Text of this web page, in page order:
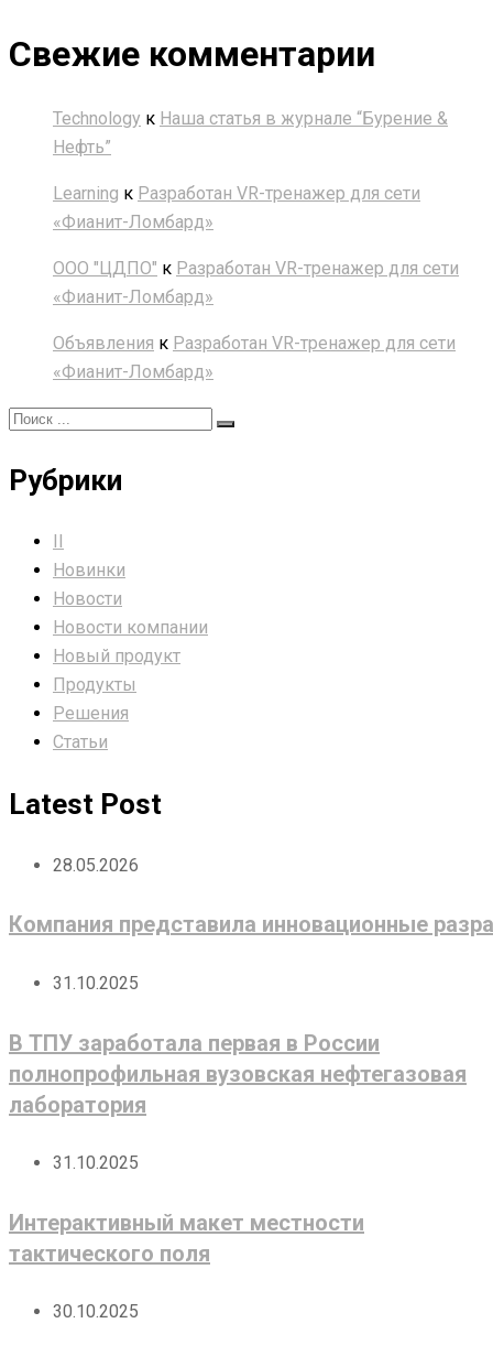
Свежие комментарии
Technology к Наша статья в журнале “Бурение &
Нефть”
Learning к Разработан VR-тренажер для сети
«Фианит-Ломбард»
ООО "ЦДПО" к Разработан VR-тренажер для сети
«Фианит-Ломбард»
Объявления к Разработан VR-тренажер для сети
«Фианит-Ломбард»
Рубрики
II
Новинки
Новости
Новости компании
Новый продукт
Продукты
Решения
Статьи
Latest Post
28.05.2026
Компания представила инновационные
31.10.2025
В ТПУ заработала первая в России
полнопрофильная вузовская нефтегазовая
лаборатория
31.10.2025
Интерактивный макет местности
тактического поля
30.10.2025